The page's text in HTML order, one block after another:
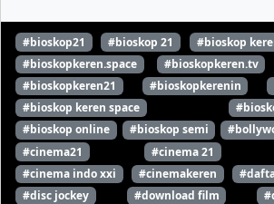
#bioskop21 #bioskop 21 #bioskop
#bioskopkeren.space
#bioskopkeren.tv
#bioskopkeren21
#bioskopkerenin
#bioskop keren space
#bioskop online
#bioskop semi
#cinema21
#cinema 21
#cinema indo xxi
#cinemakeren
#disc jockey
#download film